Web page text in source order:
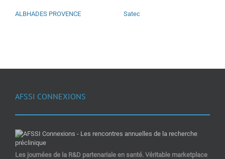
ALBHADES PROVENCE Satec
AFSSI CONNEXIONS
Les journées de la R&D partenariale en santé. Véritable marketplace